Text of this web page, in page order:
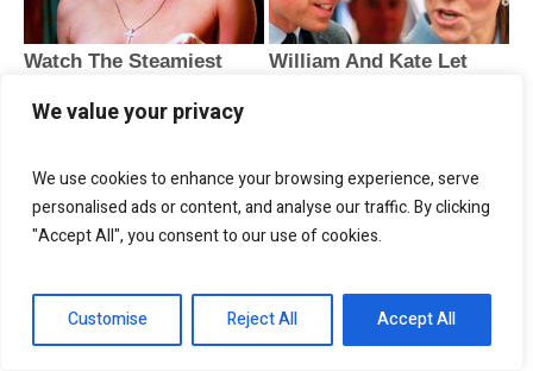
We value your privacy
We use cookies to enhance your browsing experience, serve
personalised ads or content, and analyse our traffic. By clicking
"Accept All", you consent to our use of cookies.
Customise Reject All Accept All